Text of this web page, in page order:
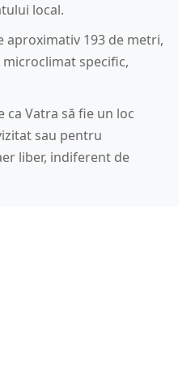
local.
aproximativ 193 de metri,
specific,
ca Vatra să fie un loc
sau pentru
liber, indiferent de